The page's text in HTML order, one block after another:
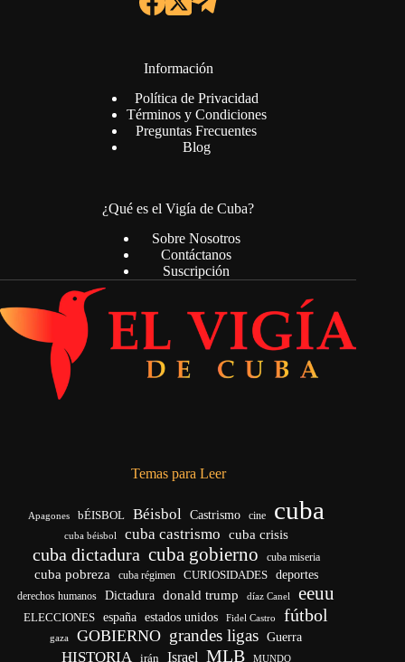
Información
Política de Privacidad
Términos y Condiciones
Preguntas Frecuentes
Blog
¿Qué es el Vigía de Cuba?
Sobre Nosotros
Contáctanos
Suscripción
Temas para Leer
Apagones bÉISBOL Béisbol Castrismo cine cuba
cuba béisbol cuba castrismo cuba crisis
cuba dictadura cuba gobierno cuba miseria
cuba pobreza cuba régimen CURIOSIDADES deportes
derechos humanos Dictadura donald trump díaz Canel eeuu
ELECCIONES españa estados unidos Fidel Castro fútbol
gaza GOBIERNO grandes ligas Guerra
HISTORIA irán Israel MLB MUNDO